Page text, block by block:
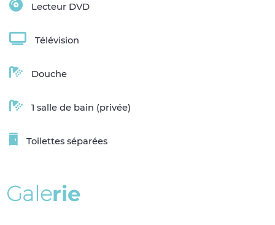
Lecteur DVD
Télévision
Douche
1 salle de bain (privée)
Toilettes séparées
Galerie